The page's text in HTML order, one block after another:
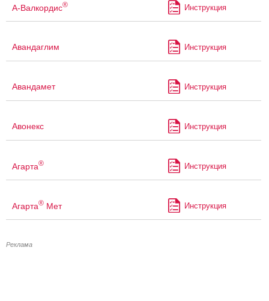
А-Валкордис® Инструкция
Авандаглим Инструкция
Авандамет Инструкция
Авонекс Инструкция
Агарта® Инструкция
Агарта® Мет Инструкция
Реклама